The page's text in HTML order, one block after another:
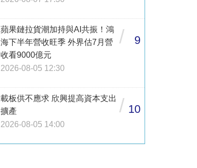
蘋果鏈拉貨潮加持與AI共振！鴻
海下半年營收旺季 外界估7月營
收看9000億元
2026-08-05 12:30
/ 9
載板供不應求 欣興提高資本支出
擴產
2026-08-05 14:00
/ 10